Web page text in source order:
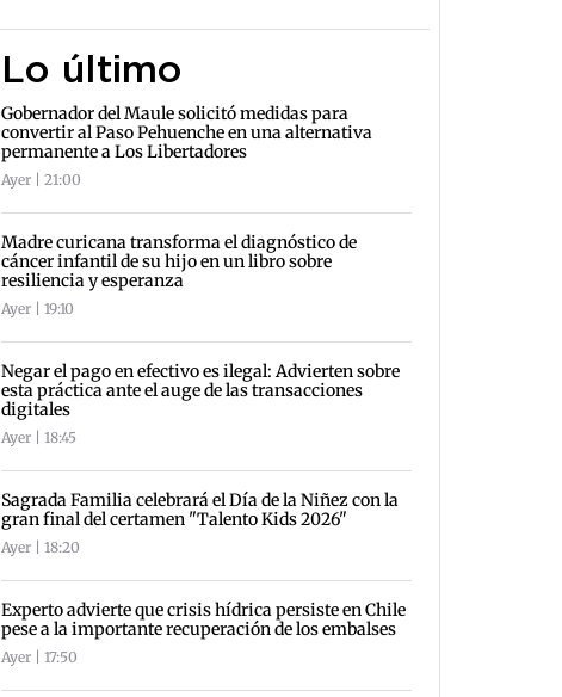
Lo último
Gobernador del Maule solicitó medidas para
convertir al Paso Pehuenche en una alternativa
permanente a Los Libertadores
Ayer | 21:00
Madre curicana transforma el diagnóstico de
cáncer infantil de su hijo en un libro sobre
resiliencia y esperanza
Ayer | 19:10
Negar el pago en efectivo es ilegal: Advierten sobre
esta práctica ante el auge de las transacciones
digitales
Ayer | 18:45
Sagrada Familia celebrará el Día de la Niñez con la
gran final del certamen "Talento Kids 2026"
Ayer | 18:20
Experto advierte que crisis hídrica persiste en Chile
pese a la importante recuperación de los embalses
Ayer | 17:50